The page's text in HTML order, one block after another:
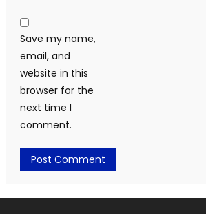
Save my name,
email, and
website in this
browser for the
next time I
comment.